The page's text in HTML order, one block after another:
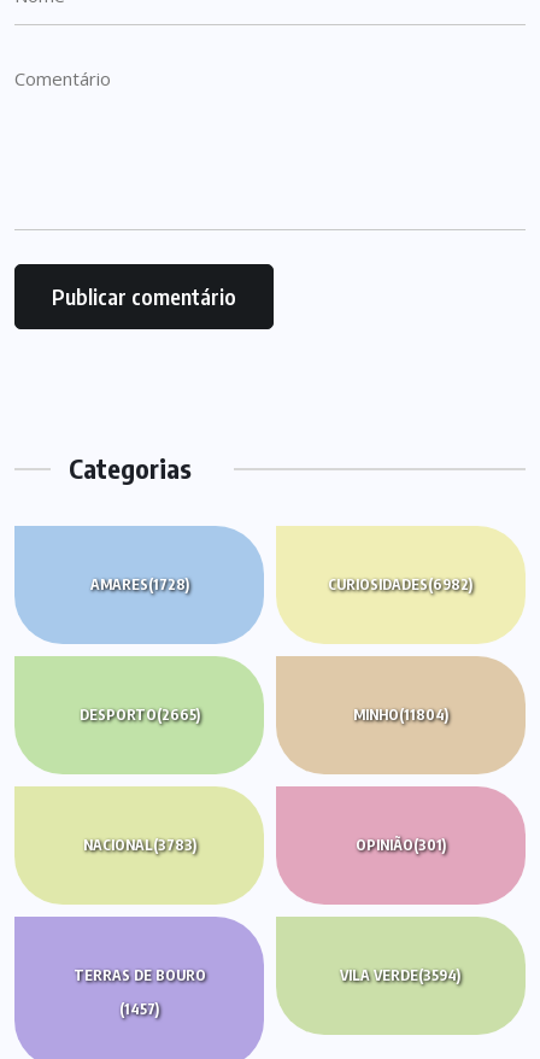
Categorias
AMARES(1728) CURIOSIDADES(6982)
DESPORTO(2665) MINHO(11804)
NACIONAL(3783) OPINIÃO(301)
TERRAS DE BOURO
(1457)
VILA VERDE(3594)